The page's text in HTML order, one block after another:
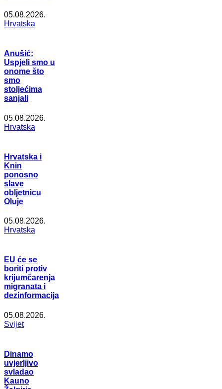
05.08.2026.
Hrvatska
Anušić:
Uspjeli smo u
onome što
smo
stoljećima
sanjali
05.08.2026.
Hrvatska
Hrvatska i
Knin
ponosno
slave
obljetnicu
Oluje
05.08.2026.
Hrvatska
EU će se
boriti protiv
krijumčarenja
migranata i
dezinformacija
05.08.2026.
Svijet
Dinamo
uvjerljivo
svladao
Kauno